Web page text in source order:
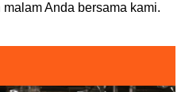
Anda bersama kami.